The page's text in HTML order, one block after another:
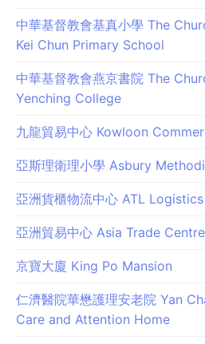
中華基督教會基真小學 The
Kei Chun Primary School
中華基督教會燕京書院 The
Yenching College
九龍貿易中心 Kowloon
亞斯理衛理小學 Asbury
亞洲貨櫃物流中心 ATL
亞洲貿易中心 Asia Trade Centre
京寶大廈 King Po Mansion
仁濟醫院華懋護理安老院 Yan
Care and Attention Home